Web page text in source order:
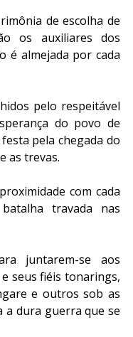
de escolha de
os auxiliares dos
é almejada por cada
pelo respeitável
do povo de
pela chegada do
as trevas.
com cada
travada nas
juntarem-se aos
seus fiéis tonarings,
e outros sob as
a dura guerra que se